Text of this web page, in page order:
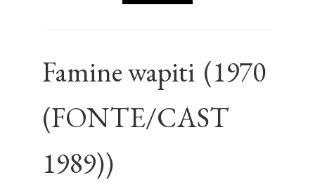
Famine wapiti (1970
(FONTE/CAST
1989))